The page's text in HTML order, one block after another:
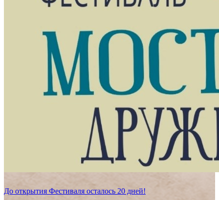
До открытия Фестиваля осталось 20 дней!